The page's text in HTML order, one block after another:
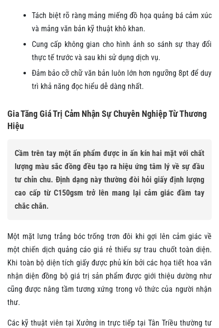
Tách biệt rõ ràng mảng miếng đồ họa quảng bá cảm xúc
và mảng văn bản kỹ thuật khô khan.
Cung cấp không gian cho hình ảnh so sánh sự thay đổi
thực tế trước và sau khi sử dụng dịch vụ.
Đảm bảo cỡ chữ văn bản luôn lớn hơn ngưỡng 8pt để duy
trì khả năng đọc hiểu dễ dàng nhất.
Gia Tăng Giá Trị Cảm Nhận Sự Chuyên Nghiệp Từ Thương
Hiệu
Cầm trên tay một ấn phẩm được in ấn kín hai mặt với chất
lượng màu sắc đồng đều tạo ra hiệu ứng tâm lý về sự đầu
tư chỉn chu. Định dạng này thường đòi hỏi giấy định lượng
cao cấp từ C150gsm trở lên mang lại cảm giác đầm tay
chắc chắn.
Một mặt lưng trắng bóc trống trơn đôi khi gợi lên cảm giác về
một chiến dịch quảng cáo giá rẻ thiếu sự trau chuốt toàn diện.
Khi toàn bộ diện tích giấy được phủ kín bởi các họa tiết hoa văn
nhận diện đồng bộ giá trị sản phẩm được giới thiệu dường như
cũng được nâng tầm tương xứng trong vô thức của người nhận
thư.
Các kỹ thuật viên tại Xưởng in trực tiếp tại Tân Triều thường tư